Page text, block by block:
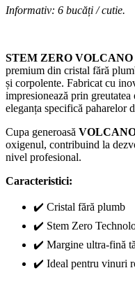
Informativ: 6 bucăți / cutie.
STEM ZERO VOLCANO
premium din cristal fără
și corpolente. Fabricat cu
impresionează prin
eleganța specifică paharelor
Cupa generoasă
oxigenul, contribuind la
nivel profesional.
Caracteristici:
✔️ Cristal fără plumb
✔️ Stem Zero
✔️ Margine ultra-fină
✔️ Ideal pentru vinuri